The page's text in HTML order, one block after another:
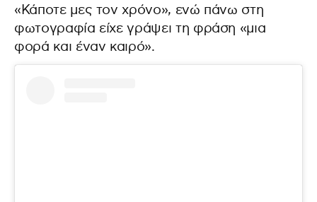
«Κάποτε μες τον χρόνο», ενώ πάνω στη
φωτογραφία είχε γράψει τη φράση «μια
φορά και έναν καιρό».